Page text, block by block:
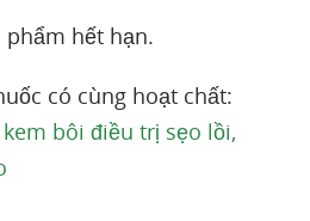
phẩm hết hạn.
có cùng hoạt chất:
kem bôi điều trị sẹo lồi,